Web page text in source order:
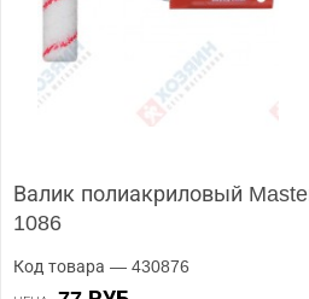
Валик полиакриловый
1086
Код товара — 430876